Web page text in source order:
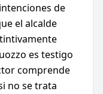
de
el alcalde
es testigo
comprende
no se trata